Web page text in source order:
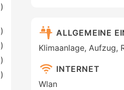
)
)
)
)
)
ALLGEMEINE
Klimaanlage, Aufzug,
INTERNET
Wlan